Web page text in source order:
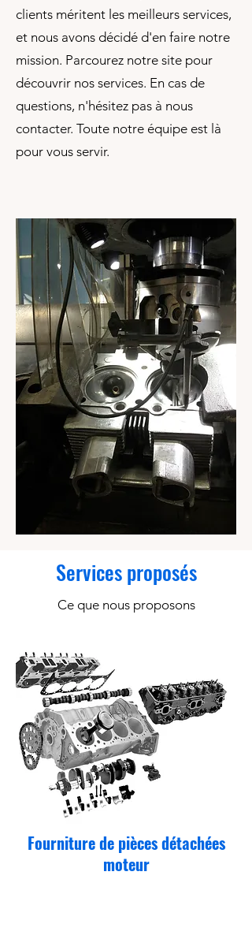
clients méritent les meilleurs services,
et nous avons décidé d'en faire notre
mission. Parcourez notre site pour
découvrir nos services. En cas de
questions, n'hésitez pas à nous
contacter. Toute notre équipe est là
pour vous servir.
Services proposés
Ce que nous proposons
Fourniture de pièces détachées
moteur